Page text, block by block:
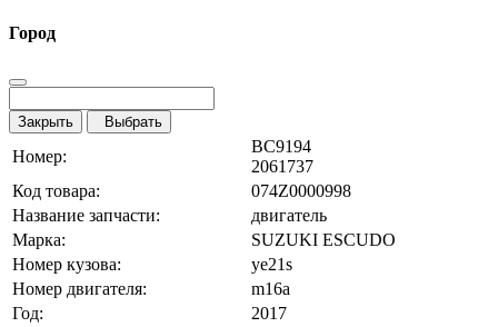
Город
Закрыть Выбрать
Номер:
BC9194
2061737
Код товара:
074Z0000998
Название запчасти:
двигатель
Марка:
SUZUKI ESCUDO
Номер кузова:
ye21s
Номер двигателя:
m16a
Год:
2017